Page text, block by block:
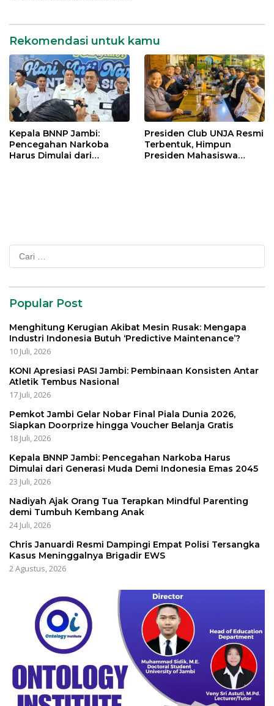
Rekomendasi untuk kamu
Kepala BNNP Jambi:
Pencegahan Narkoba
Harus Dimulai dari
Presiden Club UNJA Resmi
Terbentuk, Himpun
Presiden Mahasiswa
Cari
untuk:
Popular Post
Menghitung Kerugian Akibat Mesin Rusak: Mengapa
Industri Indonesia Butuh ‘Predictive Maintenance’?
10 Juli, 2026
KONI Apresiasi PASI Jambi: Pembinaan Konsisten Antar
Atletik Tembus Nasional
17 Juli, 2026
Pemkot Jambi Gelar Nobar Final Piala Dunia 2026,
Siapkan Doorprize hingga Voucher Belanja Gratis
18 Juli, 2026
Kepala BNNP Jambi: Pencegahan Narkoba Harus
Dimulai dari Generasi Muda Demi Indonesia Emas 2045
23 Juli, 2026
Nadiyah Ajak Orang Tua Terapkan Mindful Parenting
demi Tumbuh Kembang Anak
24 Juli, 2026
Chris Januardi Resmi Dampingi Empat Polisi Tersangka
Kasus Meninggalnya Brigadir EWS
2 Agustus, 2026